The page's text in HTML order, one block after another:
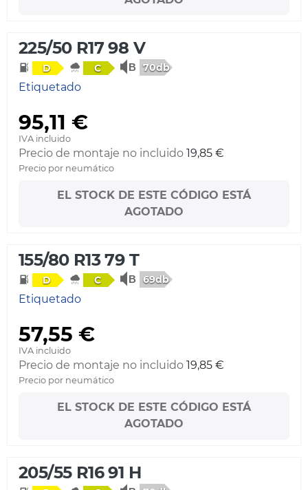
225/50 R17 98 V
D C 70db
Etiquetado
95,11 €
IVA incluido
Precio de montaje no incluido 19,85 €
Precio por neumático
EL STOCK DE ESTE CÓDIGO ESTÁ
AGOTADO
155/80 R13 79 T
D C 69db
Etiquetado
57,55 €
IVA incluido
Precio de montaje no incluido 19,85 €
Precio por neumático
EL STOCK DE ESTE CÓDIGO ESTÁ
AGOTADO
205/55 R16 91 H